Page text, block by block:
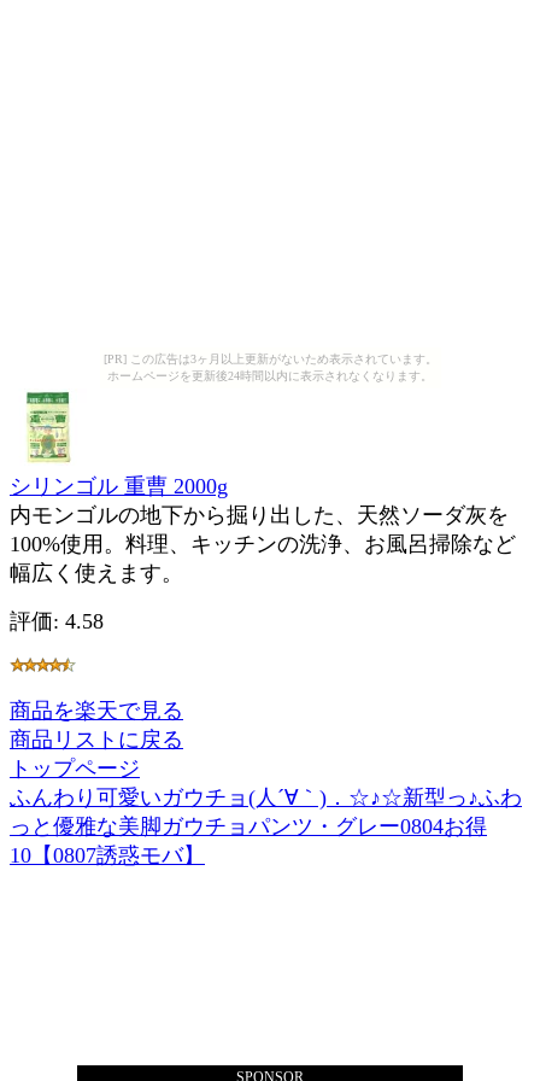
[PR] この広告は3ヶ月以上更新がないため表示されています。
ホームページを更新後24時間以内に表示されなくなります。
シリンゴル 重曹 2000g
内モンゴルの地下から掘り出した、天然ソーダ灰を
100%使用。料理、キッチンの洗浄、お風呂掃除など
幅広く使えます。
評価: 4.58
商品を楽天で見る
商品リストに戻る
トップページ
ふんわり可愛いガウチョ(人´∀｀)．☆♪☆新型っ♪ふわ
っと優雅な美脚ガウチョパンツ・グレー0804お得
10【0807誘惑モバ】
SPONSOR